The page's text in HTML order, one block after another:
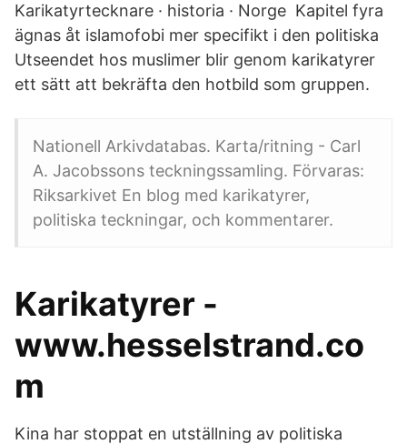
Karikatyrtecknare · historia · Norge Kapitel fyra
ägnas åt islamofobi mer specifikt i den politiska
Utseendet hos muslimer blir genom karikatyrer
ett sätt att bekräfta den hotbild som gruppen.
Nationell Arkivdatabas. Karta/ritning - Carl
A. Jacobssons teckningssamling. Förvaras:
Riksarkivet En blog med karikatyrer,
politiska teckningar, och kommentarer.
Karikatyrer -
www.hesselstrand.co
m
Kina har stoppat en utställning av politiska